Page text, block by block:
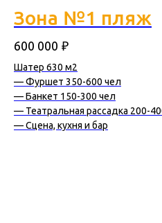
Зона №1 пляж
600 000 ₽
Шатер 630 м2
— Фуршет 350-600 чел
— Банкет 150-300 чел
— Театральная рассадка 200-
— Сцена, кухня и бар